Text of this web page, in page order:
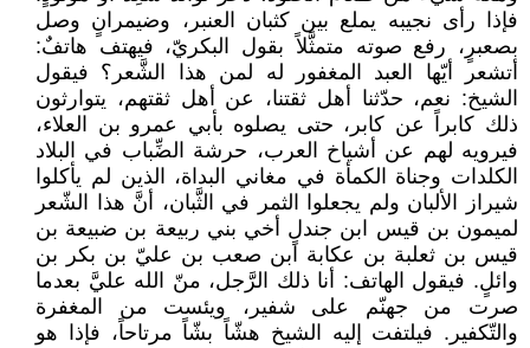
فإذا رأى نجيبه يملع بين كثبان العنبر، وضيمرانٍ وصل
بصعبرٍ، رفع صوته متمثَّلاً بقول البكريّ، فيهتف هاتفٌ:
أتشعر أيّها العبد المغفور له لمن هذا الشَّعر؟ فيقول
الشيخ: نعم، حدّثنا أهل ثقتنا، عن أهل ثقتهم، يتوارثون
ذلك كابراً عن كابر، حتى يصلوه بأبي عمرو بن العلاء،
فيرويه لهم عن أشياخ العرب، حرشة الضِّباب في البلاد
الكلدات وجناة الكمأة في مغاني البداة، الذين لم يأكلوا
شيراز الألبان ولم يجعلوا الثمر في الثَّبان، أنَّ هذا الشّعر
لميمون بن قيس ابن جندلٍ أخي بني ربيعة بن ضبيعة بن
قيس بن ثعلبة بن عكابة ابن صعب بن عليّ بن بكر بن
وائلٍ. فيقول الهاتف: أنا ذلك الرَّجل، منّ الله عليَّ بعدما
صرت من جهنّم على شفير، ويئست من المغفرة
والتّكفير. فيلتفت إليه الشيخ هشّاً بشّاً مرتاحاً، فإذا هو